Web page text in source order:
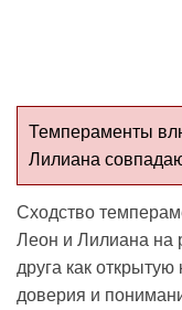
Темпераменты
Лилиана
Сходство
Леон и Лилиана на
друга как
доверия и